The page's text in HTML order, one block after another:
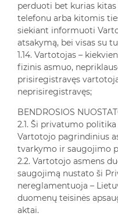
perduoti bet kurias
telefonu arba kitomis
siekiant informuoti
atsakymą, bei visas su
1.14. Vartotojas –
fizinis asmuo,
prisiregistravęs
neprisiregistravęs;
BENDROSIOS
2.1. Ši privatumo
Vartotojo pagrindinius
tvarkymo ir saugojimo
2.2. Vartotojo asmens
saugojimą nustato ši
nereglamentuoja –
duomenų teisinės
aktai.